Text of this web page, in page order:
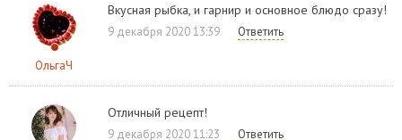
ОльгаЧ
Вкусная рыбка, и гарнир и основное блюдо сразу!
9 декабря 2020 13:39 Ответить
Отличный рецепт!
9 декабря 2020 11:23 Ответить